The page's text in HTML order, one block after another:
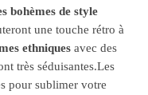
bohèmes de style
une touche rétro à
ethniques avec des
très séduisantes.Les
pour sublimer votre